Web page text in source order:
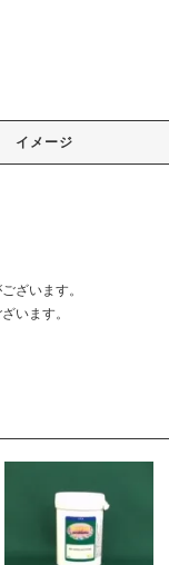
イメージ
ざいます。
います。